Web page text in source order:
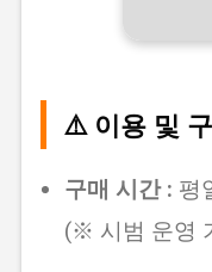
⚠️ 이용 및
구매 시간 : 평
(※ 시범 운영